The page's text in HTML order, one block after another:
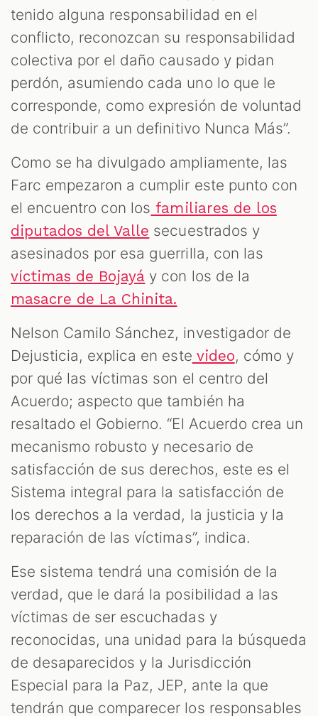
tenido alguna responsabilidad en el
conflicto, reconozcan su responsabilidad
colectiva por el daño causado y pidan
perdón, asumiendo cada uno lo que le
corresponde, como expresión de voluntad
de contribuir a un definitivo Nunca Más”.
Como se ha divulgado ampliamente, las
Farc empezaron a cumplir este punto con
el encuentro con los familiares de los
diputados del Valle secuestrados y
asesinados por esa guerrilla, con las
víctimas de Bojayá y con los de la
masacre de La Chinita.
Nelson Camilo Sánchez, investigador de
Dejusticia, explica en este video, cómo y
por qué las víctimas son el centro del
Acuerdo; aspecto que también ha
resaltado el Gobierno. “El Acuerdo crea un
mecanismo robusto y necesario de
satisfacción de sus derechos, este es el
Sistema integral para la satisfacción de
los derechos a la verdad, la justicia y la
reparación de las víctimas”, indica.
Ese sistema tendrá una comisión de la
verdad, que le dará la posibilidad a las
víctimas de ser escuchadas y
reconocidas, una unidad para la búsqueda
de desaparecidos y la Jurisdicción
Especial para la Paz, JEP, ante la que
tendrán que comparecer los responsables